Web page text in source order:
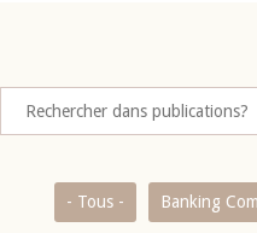
- Tous - Banking